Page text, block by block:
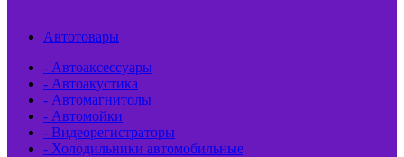
Автотовары
- Автоаксессуары
- Автоакустика
- Автомагнитолы
- Автомойки
- Видеорегистраторы
- Холодильники автомобильные